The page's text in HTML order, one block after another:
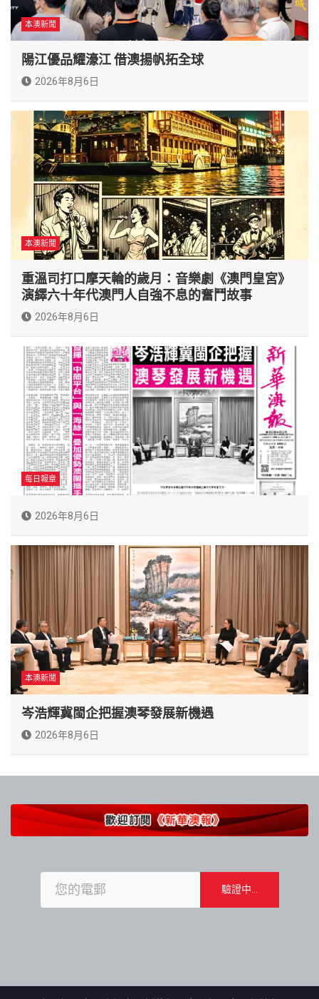
本澳新聞
陽江優品耀濠江 借澳揚帆拓全球
2026年8月6日
本澳新聞
重溫司打口摩天輪的歲月：音樂劇《澳門皇宮》
演繹六十年代澳門人自強不息的奮鬥故事
2026年8月6日
每日報章
2026年8月6日
本澳新聞
岑浩輝冀閩企把握澳琴發展新機遇
2026年8月6日